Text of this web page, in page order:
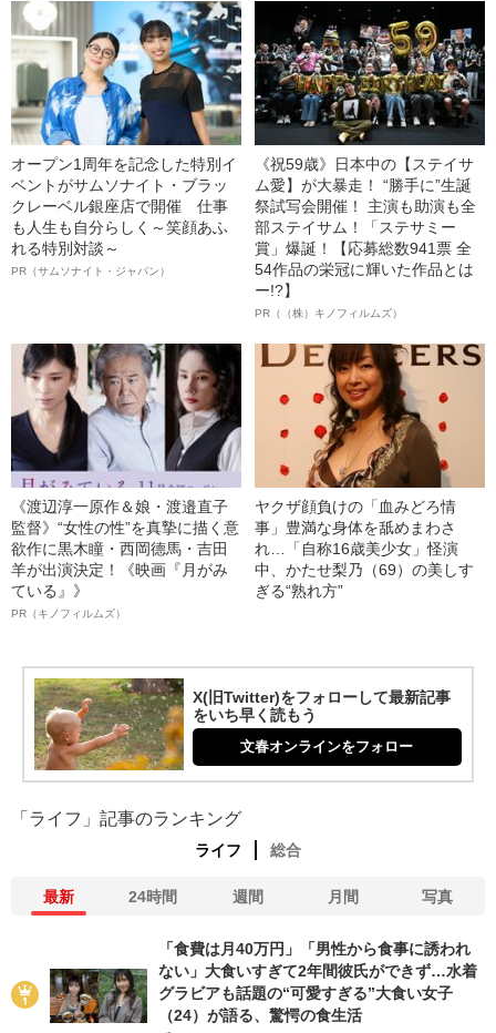
オープン1周年を記念した特別イ
ベントがサムソナイト・ブラッ
クレーベル銀座店で開催 仕事
も人生も自分らしく～笑顔あふ
れる特別対談～
PR（サムソナイト・ジャパン）
《祝59歳》日本中の【ステイサ
ム愛】が大暴走！ “勝手に”生誕
祭試写会開催！ 主演も助演も全
部ステイサム！「ステサミー
賞」爆誕！【応募総数941票 全
54作品の栄冠に輝いた作品とは
ー!?】
PR（（株）キノフィルムズ）
《渡辺淳一原作＆娘・渡邉直子
監督》“女性の性”を真摯に描く意
欲作に黒木瞳・西岡德馬・吉田
羊が出演決定！《映画『月がみ
ている』》
PR（キノフィルムズ）
ヤクザ顔負けの「血みどろ情
事」豊満な身体を舐めまわさ
れ…「自称16歳美少女」怪演
中、かたせ梨乃（69）の美しす
ぎる“熟れ方”
X(旧Twitter)をフォローして最新記事
をいち早く読もう
文春オンラインをフォロー
「ライフ」記事のランキング
ライフ 総合
最新 24時間 週間 月間 写真
「食費は月40万円」「男性から食事に誘われ
ない」大食いすぎて2年間彼氏ができず…水着
グラビアも話題の“可愛すぎる”大食い女子
（24）が語る、驚愕の食生活